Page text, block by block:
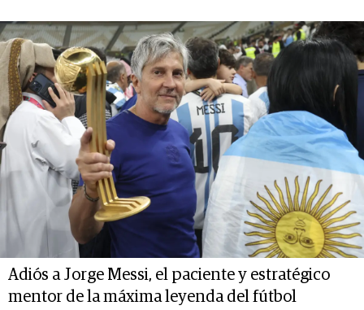
Adiós a Jorge Messi, el paciente y estratégico
mentor de la máxima leyenda del fútbol